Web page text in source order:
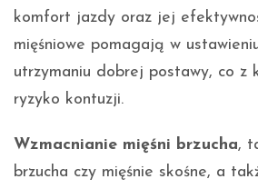
komfort jazdy oraz jej
mięśniowe pomagają w
utrzymaniu dobrej postawy, co z
ryzyko kontuzji.
Wzmacnianie mięśni brzucha,
brzucha czy mięśnie skośne, a